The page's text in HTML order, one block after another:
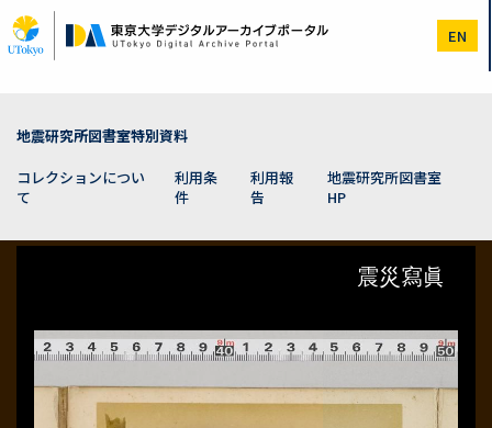
イ
ン
EN
地震研究所図書室特別資料
コレクションについ
て
利用条
件
利用報
告
地震研究所図書室
HP